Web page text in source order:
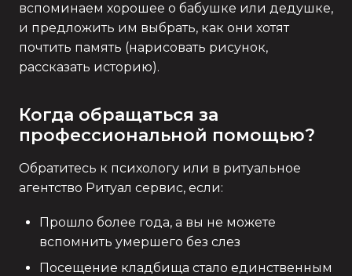
вспоминаем хорошее о бабушке или дедушке,
и предложить им выбрать, как они хотят
почтить память (нарисовать рисунок,
рассказать историю).
Когда обращаться за
профессиональной помощью?
Обратитесь к психологу или в ритуальное
агентство Ритуал сервис, если:
Прошло более года, а вы не можете
вспомнить умершего без слез
Посещение кладбища стало единственным